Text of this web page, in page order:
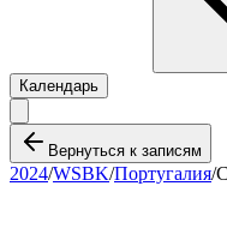
Календарь
Вернуться к записям
2024/WSBK/Португалия/